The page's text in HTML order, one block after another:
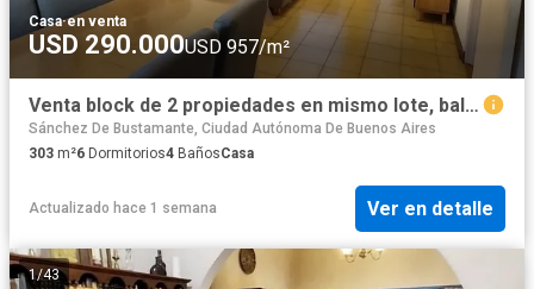
Casa·en venta
USD 290.000USD 957/m²
Venta block de 2 propiedades en mismo lote, balcón, terraza.Se pueden vender separadas o juntas Excelente estado
Sánchez De Bustamante, Ciudad Autónoma De Buenos Aires
303 m²6 Dormitorios4 BañosCasa
Actualizado hace 1 semana Ver en detalle
1/43